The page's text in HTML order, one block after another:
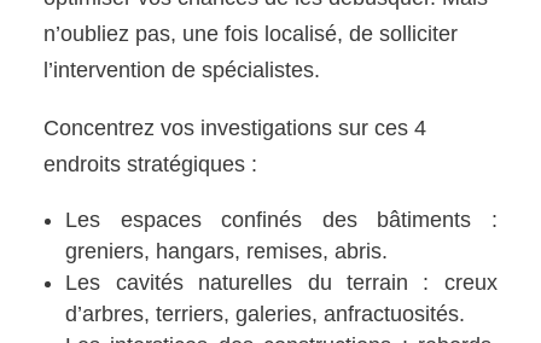
n’oubliez pas, une fois localisé, de solliciter
l’intervention de spécialistes.
Concentrez vos investigations sur ces 4
endroits stratégiques :
Les espaces confinés des bâtiments :
greniers, hangars, remises, abris.
Les cavités naturelles du terrain : creux
d’arbres, terriers, galeries, anfractuosités.